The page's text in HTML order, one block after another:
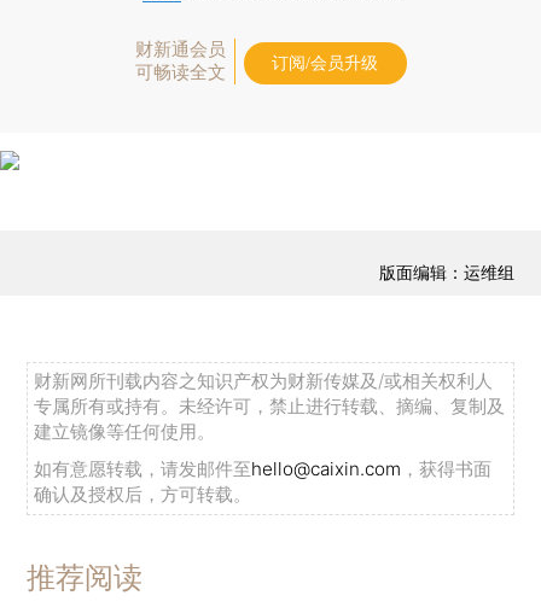
财新通会员
可畅读全文
订阅/会员升级
版面编辑：运维组
财新网所刊载内容之知识产权为财新传媒及/或相关权利人
专属所有或持有。未经许可，禁止进行转载、摘编、复制及
建立镜像等任何使用。
如有意愿转载，请发邮件至hello@caixin.com ，获得书面
确认及授权后，方可转载。
推荐阅读